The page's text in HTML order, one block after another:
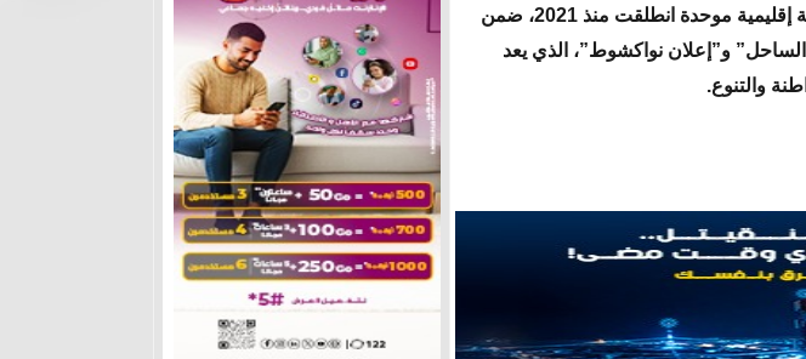
وزير الاقتصاد أكد أن المشروع يمثل تجسيدًا لرؤية إقليمية موحدة انطلقت منذ 2021، ضمن
و”إعلان نواكشوط”، الذي يعد
والتنوع.